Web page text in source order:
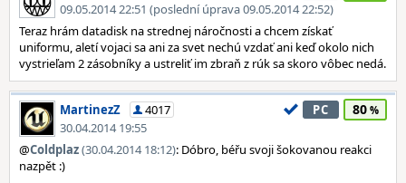
09.05.2014 22:51 (poslední úprava 09.05.2014 22:52)
Teraz hrám datadisk na strednej náročnosti a chcem získať
uniformu, aletí vojaci sa ani za svet nechú vzdať ani keď okolo nich
vystrieľam 2 zásobníky a ustreliť im zbraň z rúk sa skoro vôbec nedá.
MartinezZ
4017
30.04.2014 19:55
PC 80
@Coldplaz(30.04.2014 18:12): Dóbro, béřu svoji šokovanou reakci
nazpět :)